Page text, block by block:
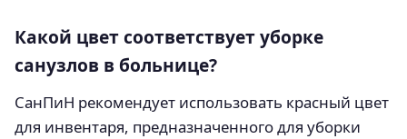
Какой цвет соответствует уборке
санузлов в больнице?
СанПиН рекомендует использовать красный цвет
для инвентаря, предназначенного для уборки